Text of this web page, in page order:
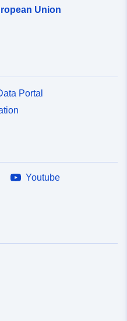
464b-b29f-2342b3dcf2d3
Union
Portal
Youtube